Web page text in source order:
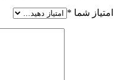
امتیاز شما *